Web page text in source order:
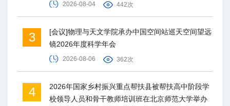
2026-08-04 442次
3
[会议]物理与天文学院承办中国空间站巡天空间望远
镜2026年度科学年会
2026-08-06 362次
4
2026年国家乡村振兴重点帮扶县被帮扶高中阶段学
校领导人员和骨干教师培训班在北京师范大学举办